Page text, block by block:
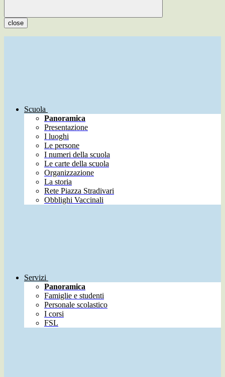
close
Scuola
Panoramica
Presentazione
I luoghi
Le persone
I numeri della scuola
Le carte della scuola
Organizzazione
La storia
Rete Piazza Stradivari
Obblighi Vaccinali
Servizi
Panoramica
Famiglie e studenti
Personale scolastico
I corsi
FSL